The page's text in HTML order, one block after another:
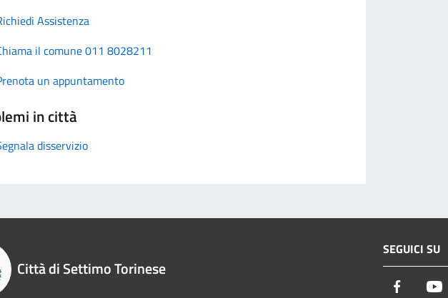
Assistenza
il comune 011 8028211
un appuntamento
in città
disservizio
Città di Settimo Torinese
SEGUICI SU
Facebook